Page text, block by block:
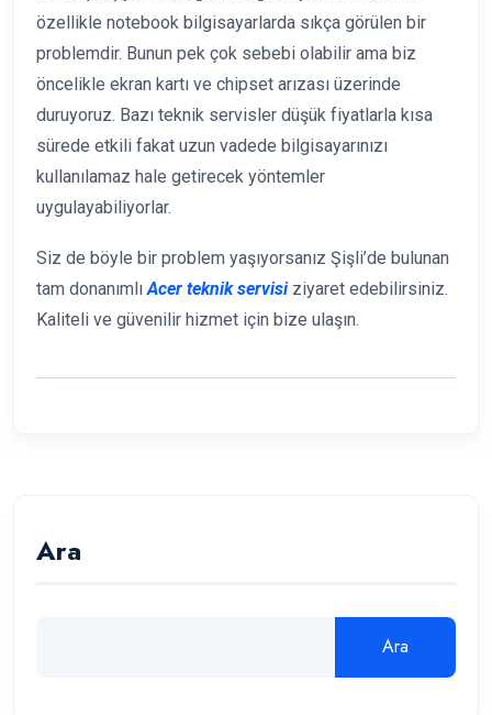
özellikle notebook bilgisayarlarda sıkça görülen bir
problemdir. Bunun pek çok sebebi olabilir ama biz
öncelikle ekran kartı ve chipset arızası üzerinde
duruyoruz. Bazı teknik servisler düşük fiyatlarla kısa
sürede etkili fakat uzun vadede bilgisayarınızı
kullanılamaz hale getirecek yöntemler
uygulayabiliyorlar.
Siz de böyle bir problem yaşıyorsanız Şişli’de bulunan
tam donanımlıAcer teknik servisiziyaret edebilirsiniz.
Kaliteli ve güvenilir hizmet için bize ulaşın.
Ara
Ara